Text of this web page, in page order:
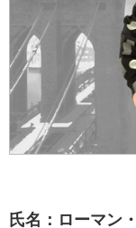
氏名：ローマン